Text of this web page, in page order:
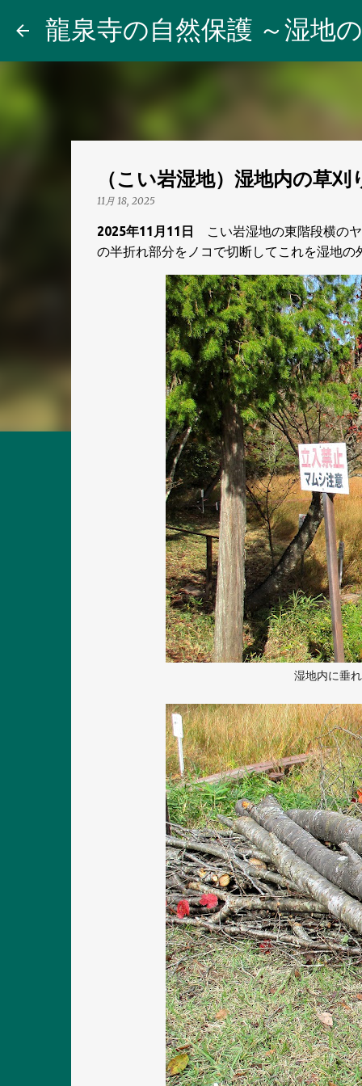
龍泉寺の自然保護 ～湿
（こい岩湿地）湿地内の草
11月 18, 2025
2025年11月11日 こい岩湿地の東階段横の
の半折れ部分をノコで切断してこれを湿地の
湿地内に垂